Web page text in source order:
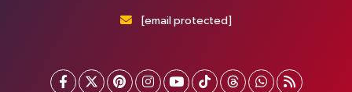
[email protected]